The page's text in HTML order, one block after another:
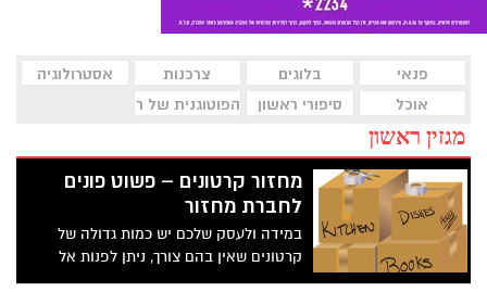
פנאי בלוגים צרכנות
אסטרולוגיה
אוכל
סיפורי ראשון הפוטוגנית של ראשון לציון
מגזין ראשון
מחזור קרטונים – פשוט פונים
לחברת מחזור
במידה ולעסק שלכם יש כמות גדולה של
קרטונים שאין בהם צורך, ניתן לפנות אל
חברה מקצועית שמציעה שירות של מחזור